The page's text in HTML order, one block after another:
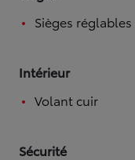
Sièges
Intérieur
Volant cuir
Sécurité